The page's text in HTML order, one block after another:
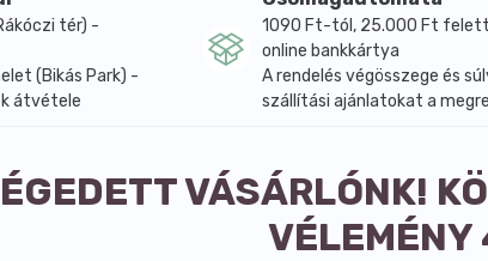
tér) -
(Bikás Park) -
átvétele
1090 Ft-tól, 25.000 Ft
online bankkártya
A rendelés végösszege és
szállítási ajánlatokat a
VÁSÁRLÓNK!
VÉLEMÉNY